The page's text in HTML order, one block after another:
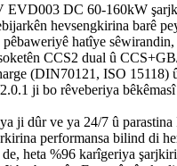
EVD003 DC 60-160kW
hevsengkirina barê
hatîye
CCS2 dual û
(DIN70121, ISO 15118)
ji bo rêveberiya
ji dûr ve ya 24/7 û parastina
performansa bilind di
heta %96 karîgeriya